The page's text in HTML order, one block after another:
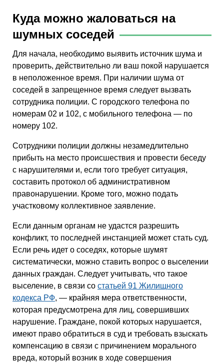
Куда можно жаловаться на
шумных соседей
Для начала, необходимо выявить источник шума и
проверить, действительно ли ваш покой нарушается
в неположенное время. При наличии шума от
соседей в запрещенное время следует вызвать
сотрудника полиции. С городского телефона по
номерам 02 и 102, с мобильного телефона — по
номеру 102.
Сотрудники полиции должны незамедлительно
прибыть на место происшествия и провести беседу
с нарушителями и, если того требует ситуация,
составить протокол об административном
правонарушении. Кроме того, можно подать
участковому коллективное заявление.
Если данным органам не удастся разрешить
конфликт, то последней инстанцией может стать суд.
Если речь идет о соседях, которые шумят
систематически, можно ставить вопрос о выселении
данных граждан. Следует учитывать, что такое
выселение, в связи со статьей 91 Жилищного
кодекса РФ, — крайняя мера ответственности,
которая предусмотрена для лиц, совершивших
нарушение. Граждане, покой которых нарушается,
имеют право обратиться в суд и требовать взыскать
компенсацию в связи с причинением морального
вреда, который возник в ходе совершения